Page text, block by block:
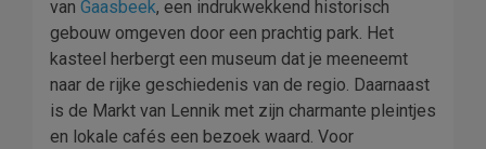
van Gaasbeek, een indrukwekkend historisch
gebouw omgeven door een prachtig park. Het
kasteel herbergt een museum dat je meeneemt
naar de rijke geschiedenis van de regio. Daarnaast
is de Markt van Lennik met zijn charmante pleintjes
en lokale cafés een bezoek waard. Voor